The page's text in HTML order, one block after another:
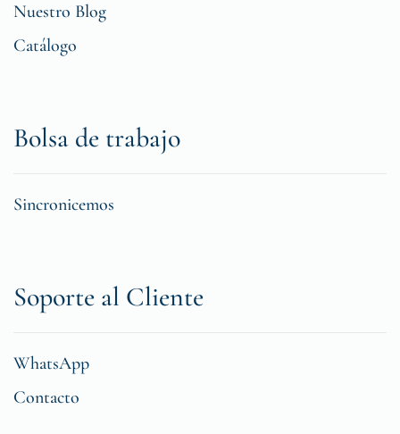
Nuestro Blog
Catálogo
Bolsa de trabajo
Sincronicemos
Soporte al Cliente
WhatsApp
Contacto